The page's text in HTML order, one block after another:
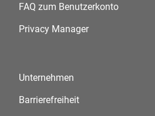
FAQ zum Benutzerkonto
Privacy Manager
Unternehmen
Barrierefreiheit